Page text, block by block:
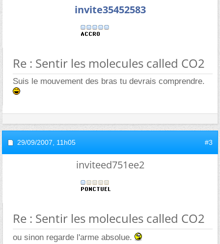
invite35452583
Re : Sentir les molecules called CO2
Suis le mouvement des bras tu devrais comprendre.
29/09/2007, 11h05 #3
inviteed751ee2
Re : Sentir les molecules called CO2
ou sinon regarde l'arme absolue.